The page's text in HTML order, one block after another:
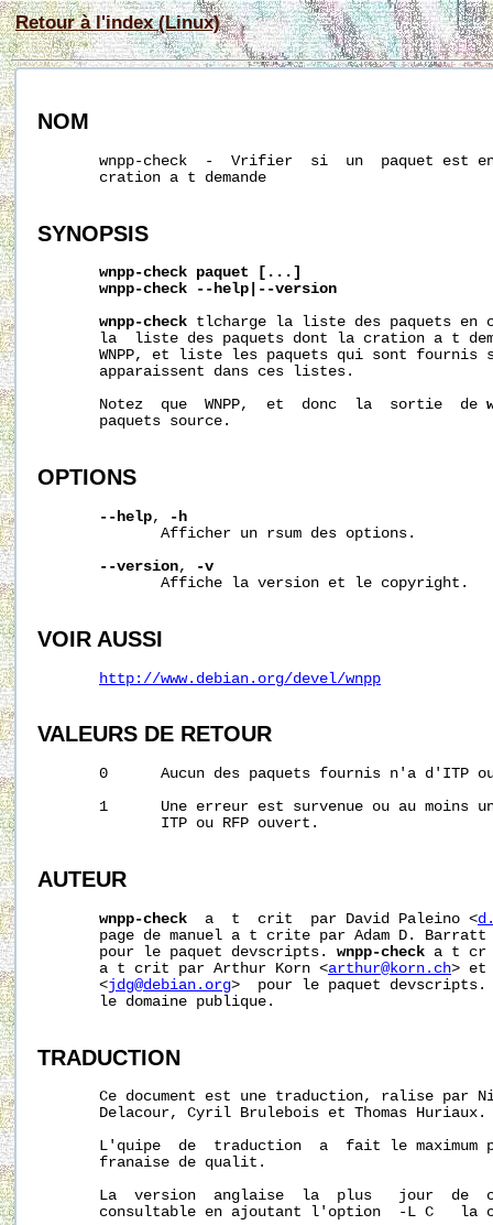
Retour à l'index (Linux)
NOM
wnpp-check  -  Vrifier  si  un  paquet est
       cration a t demande
SYNOPSIS
wnpp-check paquet
[...]
wnpp-check
--help|--version
wnpp-check tlcharge la liste des paquets en
la  liste des paquets dont la cration a t
WNPP, et liste les paquets qui sont fournis
       apparaissent dans ces listes.
       Notez  que  WNPP,  et  donc  la  sortie  de
       paquets source.
OPTIONS
--help,
-h
              Afficher un rsum des options.
--version,
-v
              Affiche la version et le copyright.
VOIR AUSSI
http://www.debian.org/devel/wnpp
VALEURS DE RETOUR
0      Aucun des paquets fournis n'a d'ITP
1      Une erreur est survenue ou au moins
              ITP ou RFP ouvert.
AUTEUR
wnpp-check
  a  t  crit  par David Paleino <
page de manuel a t crite par Adam D. Barratt
       pour le paquet devscripts.
wnpp-check a t cr
       a t crit par Arthur Korn <
arthur@korn.ch> et
       <
jdg@debian.org>  pour le paquet devscripts.
       le domaine publique.
TRADUCTION
Ce document est une traduction, ralise par
       Delacour, Cyril Brulebois et Thomas Huriaux.
L'quipe  de  traduction  a  fait le maximum
       franaise de qualit.
La  version  anglaise  la  plus   jour  de
consultable en ajoutant l'option  -L C   la